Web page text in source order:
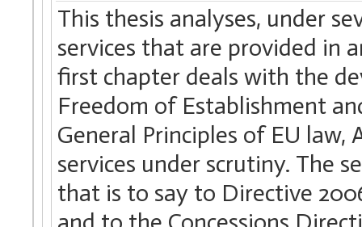
This thesis analyses, under
services that are provided in
first chapter deals with the
Freedom of Establishment
General Principles of EU
services under scrutiny. The
that is to say to Directive